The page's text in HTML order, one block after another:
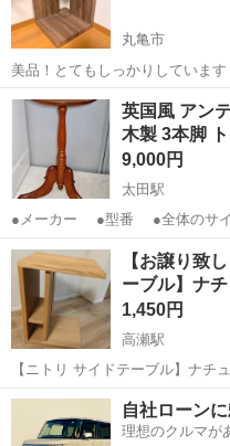
丸亀市
美品！とてもしっかりしていま
香川 丸亀市 テーブル
英国風 アン
木製 3本脚
9,000円
太田駅
●メーカー ●型番 ●全体のサイ
時)cm 英国アンティーク調のクラシカルな木製サイドテーブルです。
美しい3本脚と一本柱のデザイ
香川 高松市 太田駅
【お譲り致
ーブル】ナ
1,450円
高瀬駅
【ニトリ サイドテーブル】ナチュラル
ドテーブルです(^^) ソファ横や
サイズ（約） ・高さ 56cm ・天
付きです...
香川 三豊市 高瀬駅
自社ローン
理想のクルマが